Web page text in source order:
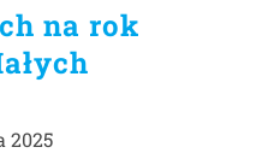
na rok
2025